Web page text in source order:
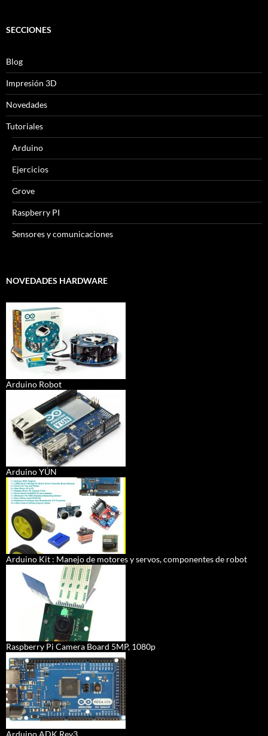
SECCIONES
Blog
Impresión 3D
Novedades
Tutoriales
Arduino
Ejercicios
Grove
Raspberry PI
Sensores y comunicaciones
NOVEDADES HARDWARE
Arduino Robot
Arduino YÚN
Arduino Kit : Manejo de motores y servos, componentes de robot
Raspberry Pi Camera Board 5MP, 1080p